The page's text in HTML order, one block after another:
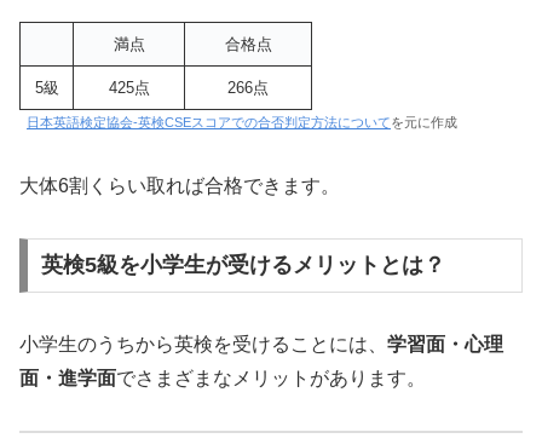
満点 合格点
5級 425点 266点
日本英語検定協会-英検CSEスコアでの合否判定方法についてを元に作成
大体6割くらい取れば合格できます。
英検5級を小学生が受けるメリットとは？
小学生のうちから英検を受けることには、 学習面・心理
面・進学面でさまざまなメリットがあります。